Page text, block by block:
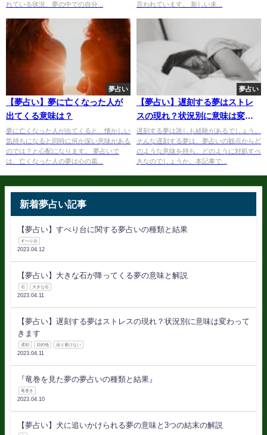
れている状況、夢の中での自分...
言われています。 新しい未...
夢占い
【夢占い】夢に亡くなった人が
出てくる意味は？
夢に亡くなった人が出てくると、懐かしい
気持ちになると同時に何か深い意味がある
のでは？と心配になります。 夢占いで
は、亡くなった人の夢は心の葛...
夢占い
【夢占い】遅刻する夢はストレ
スの現れ？状況別に意味は変わ
ってきます
遅刻する夢は誰しも経験があるでしょう。
そんな遅刻する夢は、夢占いの観点からど
のような意味を持ち、どのように対処すべ
きなのでしょうか。本記事で...
新着夢占い記事
【夢占い】すべり台に関する夢占いの種類と結果
すべり台
2023.04.12
【夢占い】大きな石が降ってくる夢の意味と解説
石 大きな石
2023.04.11
【夢占い】遅刻する夢はストレスの現れ？状況別に意味は変わって
きます
遅刻 目的地 辿り着けない
2023.04.11
『竜巻を見た夢の夢占いの種類と結果』
竜巻き
2023.04.10
【夢占い】犬に追いかけられる夢の意味と3つの結末の解説